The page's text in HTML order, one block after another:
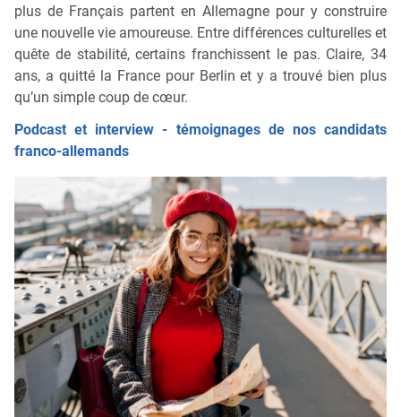
plus de Français partent en Allemagne pour y construire
une nouvelle vie amoureuse. Entre différences culturelles et
quête de stabilité, certains franchissent le pas. Claire, 34
ans, a quitté la France pour Berlin et y a trouvé bien plus
qu’un simple coup de cœur.
Podcast et interview - témoignages de nos candidats
franco-allemands